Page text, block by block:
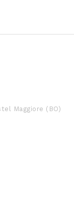
Maggiore (BO)